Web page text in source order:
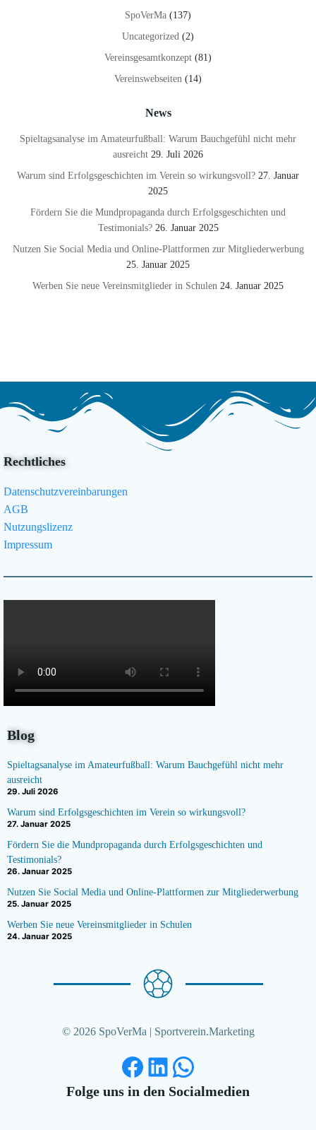
SpoVerMa (137)
Uncategorized (2)
Vereinsgesamtkonzept (81)
Vereinswebseiten (14)
News
Spieltagsanalyse im Amateurfußball: Warum Bauchgefühl nicht mehr
ausreicht 29. Juli 2026
Warum sind Erfolgsgeschichten im Verein so wirkungsvoll? 27. Januar
2025
Fördern Sie die Mundpropaganda durch Erfolgsgeschichten und
Testimonials? 26. Januar 2025
Nutzen Sie Social Media und Online-Plattformen zur Mitgliederwerbung
25. Januar 2025
Werben Sie neue Vereinsmitglieder in Schulen 24. Januar 2025
Rechtliches
Datenschutzvereinbarungen
AGB
Nutzungslizenz
Impressum
Blog
Spieltagsanalyse im Amateurfußball: Warum Bauchgefühl nicht mehr
ausreicht
29. Juli 2026
Warum sind Erfolgsgeschichten im Verein so wirkungsvoll?
27. Januar 2025
Fördern Sie die Mundpropaganda durch Erfolgsgeschichten und
Testimonials?
26. Januar 2025
Nutzen Sie Social Media und Online-Plattformen zur Mitgliederwerbung
25. Januar 2025
Werben Sie neue Vereinsmitglieder in Schulen
24. Januar 2025
© 2026 SpoVerMa | Sportverein.Marketing
Facebook
LinkedIn
WhatsApp
Folge uns in den Socialmedien